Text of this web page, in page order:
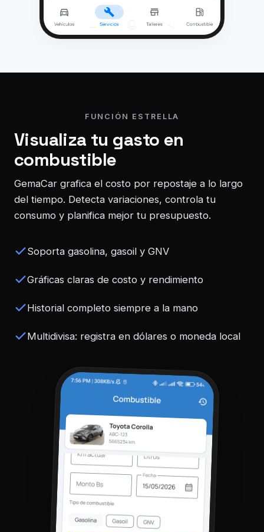
FUNCIÓN ESTRELLA
Visualiza tu gasto en
combustible
GemaCar grafica el costo por repostaje a lo largo
del tiempo. Detecta variaciones, controla tu
consumo y planifica mejor tu presupuesto.
Soporta gasolina, gasoil y GNV
Gráficas claras de costo y rendimiento
Historial completo siempre a la mano
Multidivisa: registra en dólares o moneda local